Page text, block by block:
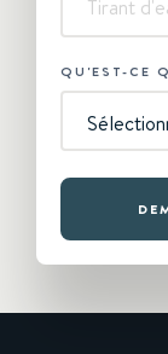
QU'EST-CE